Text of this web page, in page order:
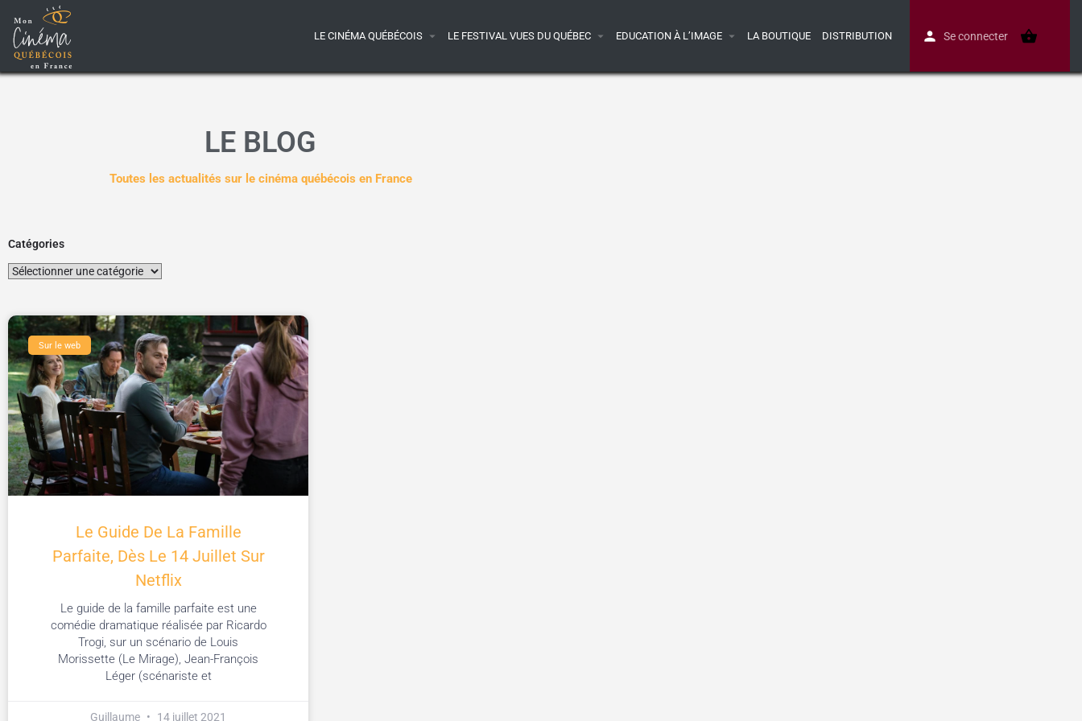
LE CINÉMA QUÉBÉCOIS LE FESTIVAL VUES DU QUÉBEC EDUCATION À L’IMAGE LA BOUTIQUE DISTRIBUTION Se connecter
LE BLOG
Toutes les actualités sur le cinéma québécois en France
Catégories
Sur le web
Le Guide De La Famille
Parfaite, Dès Le 14 Juillet Sur
Netflix
Le guide de la famille parfaite est une
comédie dramatique réalisée par Ricardo
Trogi, sur un scénario de Louis
Morissette (Le Mirage), Jean-François
Léger (scénariste et
Guillaume 14 juillet 2021